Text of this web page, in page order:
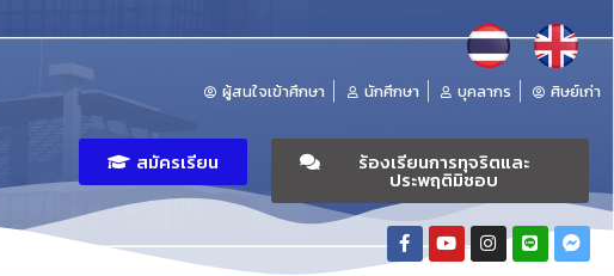
ผู้สนใจเข้าศึกษา นักศึกษา บุคลากร ศิษย์เก่า
สมัครเรียน ร้องเรียนการทุจริตและ
ประพฤติมิชอบ